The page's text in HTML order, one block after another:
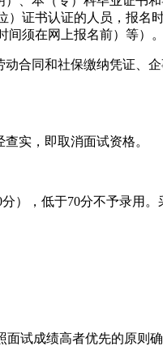
）证书认证的人员，报名
须在网上报名前）等）。
合同和社保缴纳凭证、
实，即取消面试资格。
），低于70分不予录用
试成绩高者优先的原则